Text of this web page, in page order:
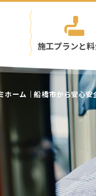
施工プランと
ーム｜船橋市から安心